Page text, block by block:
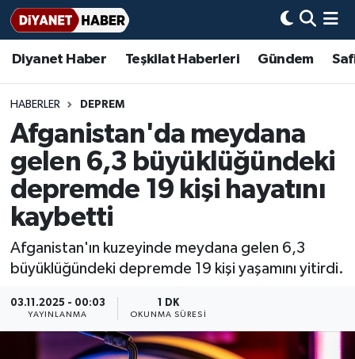
Diyanet Haber Teşkilat Haberleri Gündem
HABERLER DEPREM
Afganistan'da meydana
gelen 6,3 büyüklüğündeki
depremde 19 kişi hayatını
kaybetti
Afganistan'ın kuzeyinde meydana gelen 6,3
büyüklüğündeki depremde 19 kişi yaşamını yitirdi.
03.11.2025 - 00:03
YAYINLANMA
1 DK
OKUNMA SÜRESI
Diyanet Haber
Teşkilat Haberleri
Adana Müftülüğü
Adıyaman Müftülüğü
Afyonkarahisar Müftülüğü
Ağrı Müftülüğü
Aksaray Müftülüğü
Amasya Müftülüğü
Ankara Müftülüğü
Antalya Müftülüğü
Gündem
#Keşfet
Bir Ayet
Bir Hikaye
Biyografiler
Dini kavramlar
Diyanet Bilgi
Diyanet Takvimi
Dualar
Hadislerle İslam
Basında Bugün
DİYANET eKİTAP
Diyanet Dergi
Aile Dergisi
Aylık Dergi
İmam Hatip Okulları
Başmakale
Hadis-i Şerifler
Hayat Okumaları
Nöbetçi Eczaneler
Hava Durumu
Ankara Namaz Vakitleri
Trafik Durumu
Süper Lig Puan Durumu ve Fikstür
Tüm Manşetler
Son Dakika Haberleri
Haber Arşivi